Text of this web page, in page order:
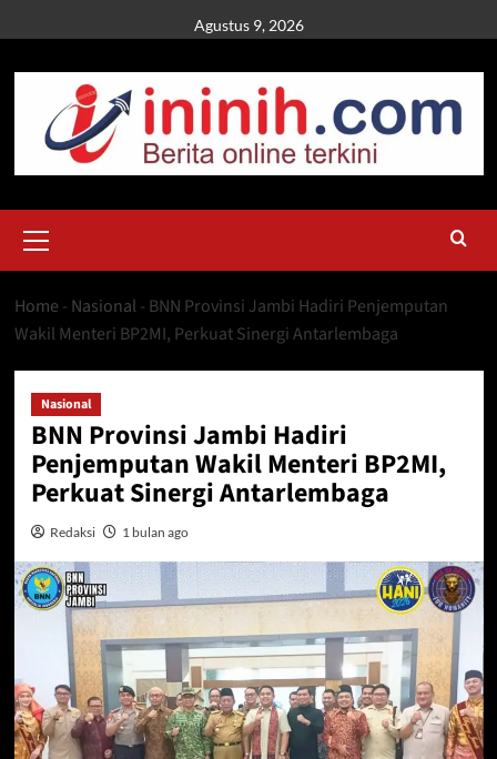
to
content
Agustus 9, 2026
Menu
Home - Nasional - BNN Provinsi Jambi Hadiri Penjemputan
Wakil Menteri BP2MI, Perkuat Sinergi Antarlembaga
Nasional
BNN Provinsi Jambi Hadiri
Penjemputan Wakil Menteri BP2MI,
Perkuat Sinergi Antarlembaga
Redaksi 1 bulan ago